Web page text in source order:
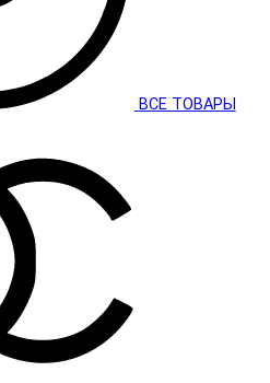
ВСЕ ТОВАРЫ